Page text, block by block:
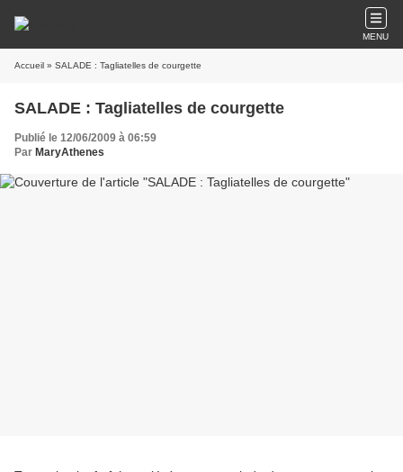
MENU
Accueil » SALADE : Tagliatelles de courgette
SALADE : Tagliatelles de courgette
Publié le 12/06/2009 à 06:59
Par MaryAthenes